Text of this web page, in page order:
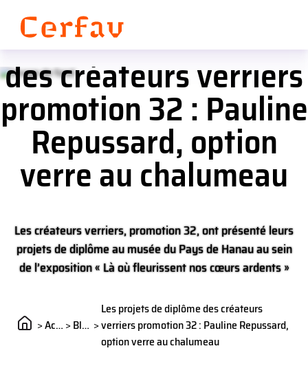
Les projets de diplôme
des créateurs verriers
promotion 32 : Pauline
Repussard, option
verre au chalumeau
Les créateurs verriers, promotion 32, ont présenté leurs
projets de diplôme au musée du Pays de Hanau au sein
de l’exposition « Là où fleurissent nos cœurs ardents »
> Actualités > Blog >
Les projets de diplôme des créateurs
verriers promotion 32 : Pauline Repussard,
option verre au chalumeau